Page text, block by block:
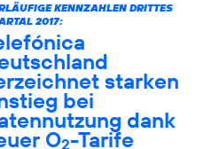
KENNZAHLEN DRITTES
2017:
starken
bei
dank
O2-Tarife